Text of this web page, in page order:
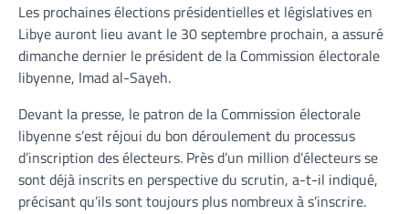
Les prochaines élections présidentielles et législatives en
Libye auront lieu avant le 30 septembre prochain, a assuré
dimanche dernier le président de la Commission électorale
libyenne, Imad al-Sayeh.
Devant la presse, le patron de la Commission électorale
libyenne s’est réjoui du bon déroulement du processus
d’inscription des électeurs. Près d’un million d’électeurs se
sont déjà inscrits en perspective du scrutin, a-t-il indiqué,
précisant qu’ils sont toujours plus nombreux à s’inscrire.